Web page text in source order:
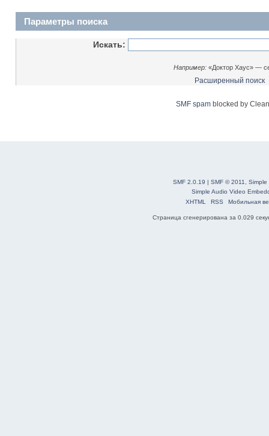
Параметры поиска
Искать:
Например: «Доктор Хаус» —
Расширенный поиск
SMF spam blocked by
SMF 2.0.19 | SMF © 2011
Simple
Simple Audio Video
XHTML
RSS Мобильная
Страница сгенерирована за 0.029